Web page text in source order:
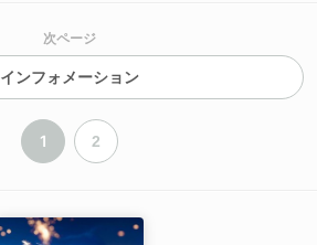
次ページ
インフォメーション
1 2